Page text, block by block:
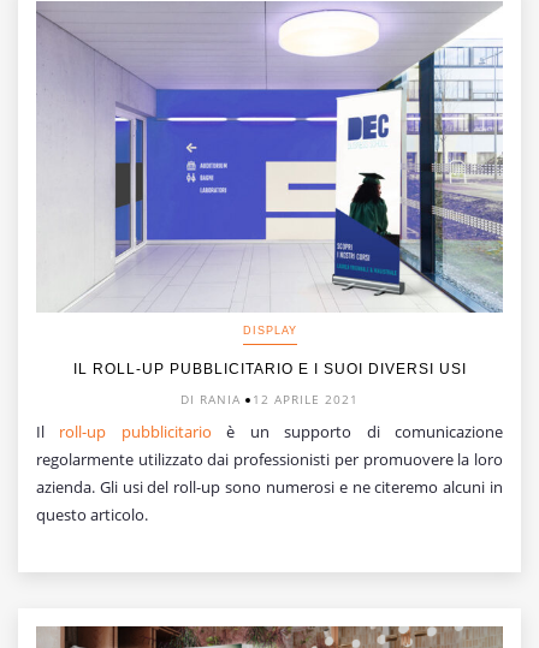
DISPLAY
IL ROLL-UP PUBBLICITARIO E I SUOI DIVERSI USI
DI RANIA
12 APRILE 2021
Il roll-up pubblicitario è un supporto di comunicazione
regolarmente utilizzato dai professionisti per promuovere la loro
azienda. Gli usi del roll-up sono numerosi e ne citeremo alcuni in
questo articolo.